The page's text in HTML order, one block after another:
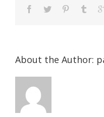
About the Author: